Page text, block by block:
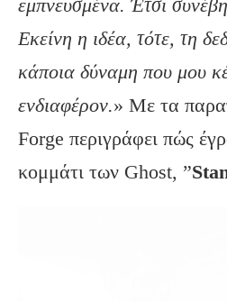
εμπνευσμένα. Έτσι
Εκείνη η ιδέα, τότε, τη
κάποια δύναμη που μου
ενδιαφέρον.» Με τα
Forge περιγράφει πώς
κομμάτι των Ghost, ”